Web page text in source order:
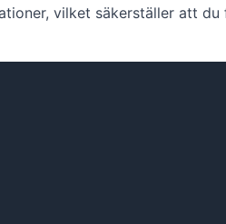
vilket säkerställer att